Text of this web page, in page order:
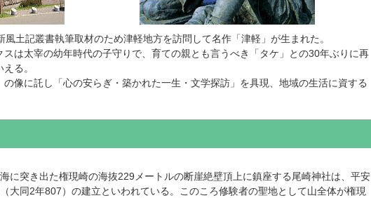
風土記叢書執筆取材のため津軽地方を訪問して名作「津軽」が生まれた。
スは太宰の幼年時代の子守りで、育ての親とも言うべき「タケ」との30年ぶりに再
る。
の像に託し「心の安らぎ・築かれた一生・文学探訪」を具現、地域の生活に資する
に突き出た権現崎の海抜229メートルの断崖絶壁頂上に鎮座する尾崎神社は、平安
大同2年807）の建立といわれている。このころ修験者の聖地として山全体が権現